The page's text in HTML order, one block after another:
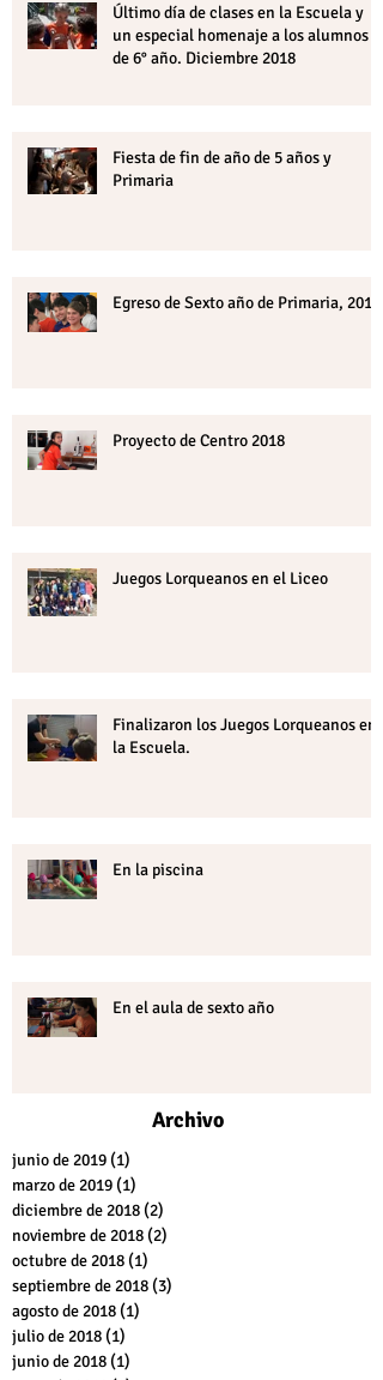
Último día de clases en la Escuela y
un especial homenaje a los alumnos
de 6° año. Diciembre 2018
Fiesta de fin de año de 5 años y
Primaria
Egreso de Sexto año de Primaria, 2018
Proyecto de Centro 2018
Juegos Lorqueanos en el Liceo
Finalizaron los Juegos Lorqueanos en
la Escuela.
En la piscina
En el aula de sexto año
Archivo
junio de 2019(1)
marzo de 2019(1)
diciembre de 2018(2)
noviembre de 2018(2)
octubre de 2018(1)
septiembre de 2018(3)
agosto de 2018(1)
julio de 2018(1)
junio de 2018(1)